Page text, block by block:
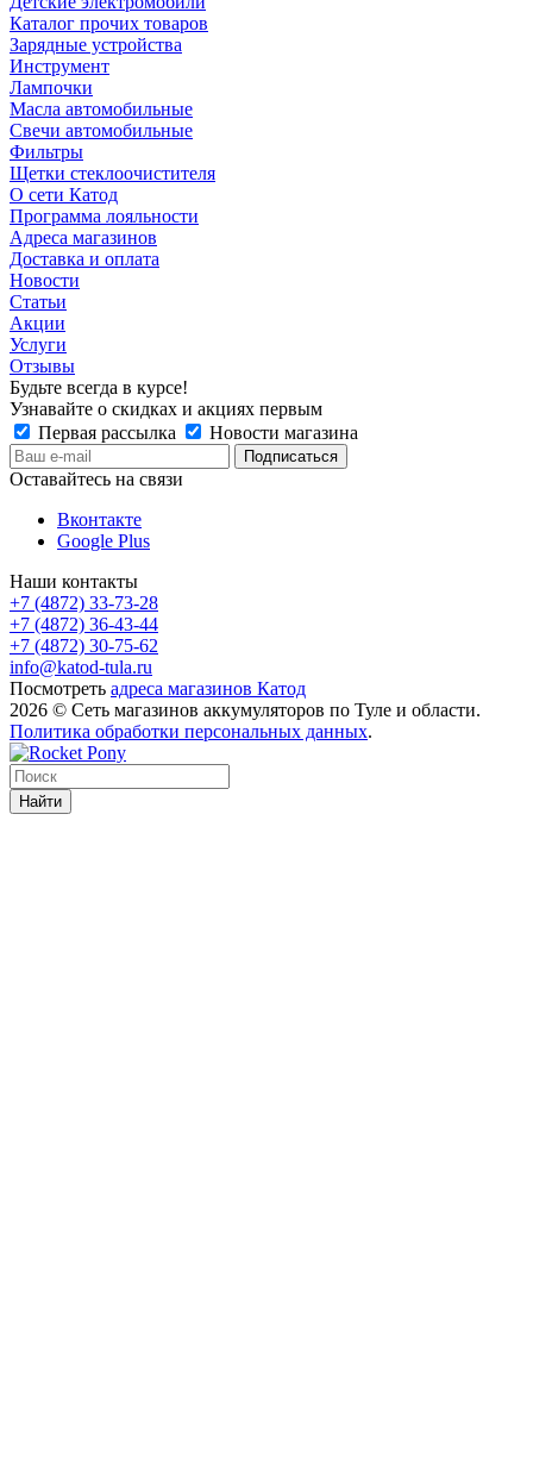
Каталог прочих товаров
Зарядные устройства
Инструмент
Лампочки
Масла автомобильные
Свечи автомобильные
Фильтры
Щетки стеклоочистителя
О сети Катод
Программа лояльности
Адреса магазинов
Доставка и оплата
Новости
Статьи
Акции
Услуги
Отзывы
Будьте всегда в курсе!
Узнавайте о скидках и акциях первым
Первая рассылка
Новости магазина
Оставайтесь на связи
Вконтакте
Google Plus
Наши контакты
+7 (4872) 33-73-28
+7 (4872) 36-43-44
+7 (4872) 30-75-62
info@katod-tula.ru
Посмотреть адреса магазинов Катод
2026 © Сеть магазинов аккумуляторов по Туле и области.
Политика обработки персональных данных.
Найти